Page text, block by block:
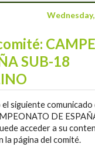
SUB-18
el siguiente
DE
acceder a su
la página del comité.